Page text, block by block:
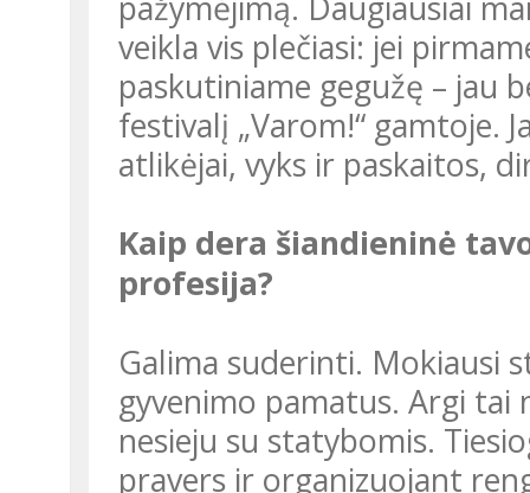
veikla vis plečiasi: jei
paskutiniame gegužę – jau
festivalį „Varom!“ gamtoje.
atlikėjai, vyks ir paskaitos,
Kaip dera šiandieninė tavo veikla ir pasirinkta statybininko
profesija?
Galima suderinti. Mokiausi statyti namus, o dabar statau sveiko
gyvenimo pamatus. Argi tai
nesieju su statybomis.
pravers ir organizuojant